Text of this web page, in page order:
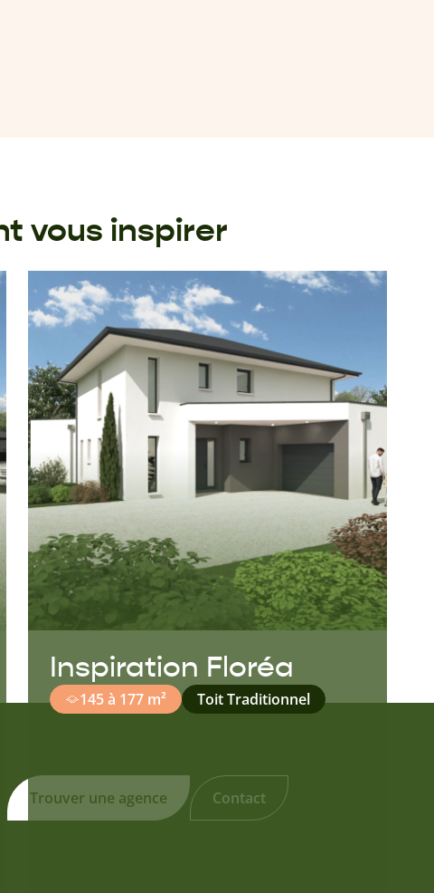
vous inspirer
Inspiration Floréa
145 à 177 m² Toit Traditionnel
Trouver une agence Contact